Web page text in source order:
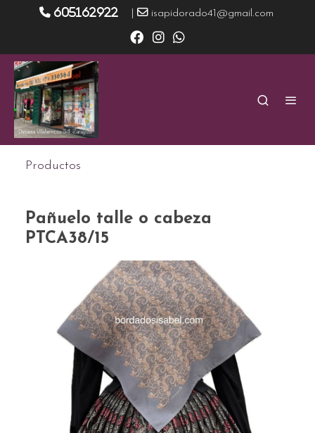
605162922 isapidorado41@gmail.com
Productos
Pañuelo talle o cabeza
PTCA38/15